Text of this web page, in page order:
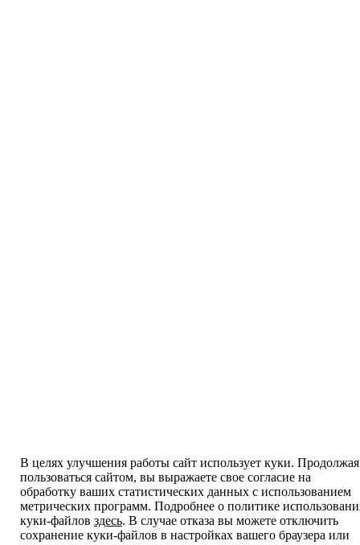
В целях улучшения работы сайт использует куки. Продолжая
пользоваться сайтом, вы выражаете свое согласие на
обработку ваших статистических данных с использованием
метрических программ. Подробнее о политике
куки-файлов здесь. В случае отказа вы можете отключить
сохранение куки-файлов в настройках вашего браузера или